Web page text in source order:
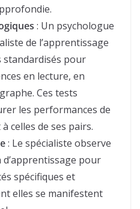
: Un psychologue
de l’apprentissage
standardisés pour
en lecture, en
Ces tests
les performances de
celles de ses pairs.
: Le spécialiste observe
pour
spécifiques et
elles se manifestent